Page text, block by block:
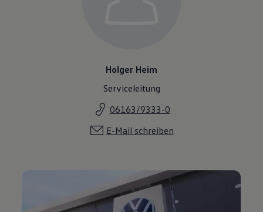
Holger Heim
Serviceleitung
06163/9333-0
E-Mail schreiben